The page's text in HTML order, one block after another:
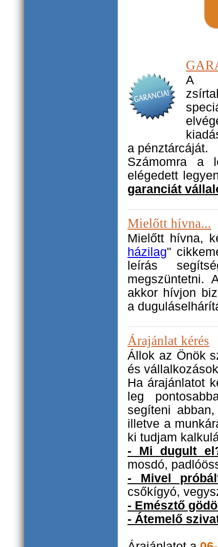
A
a pénztárcáját.
Számomra a
elégedett
garanciát
Mielőtt hívna...
Mielőtt hívna,
házilag"
leírás
megszüntetni.
akkor hívjon
a
Árajánlat kérés
Állok az Önök
és
Ha árajánlatot
leg
segíteni
illetve a
ki tudjam
- Mi dugult
mosdó,
- Mivel
csőkígyó,
- Emésztő
- Átemelő